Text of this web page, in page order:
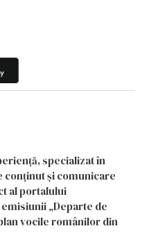
specializat în
conținut și comunicare
al portalului
„Departe de
vocile românilor din